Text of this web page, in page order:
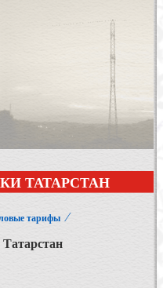
ТАТАРСТАН
тарифы ⁄